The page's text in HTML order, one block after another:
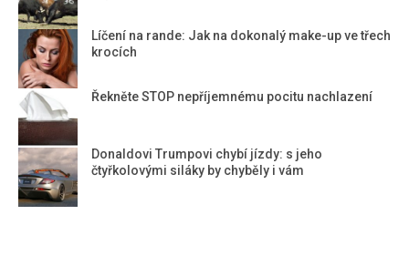
Líčení na rande: Jak na dokonalý make-up ve třech
krocích
Řekněte STOP nepříjemnému pocitu nachlazení
Donaldovi Trumpovi chybí jízdy: s jeho
čtyřkolovými siláky by chyběly i vám